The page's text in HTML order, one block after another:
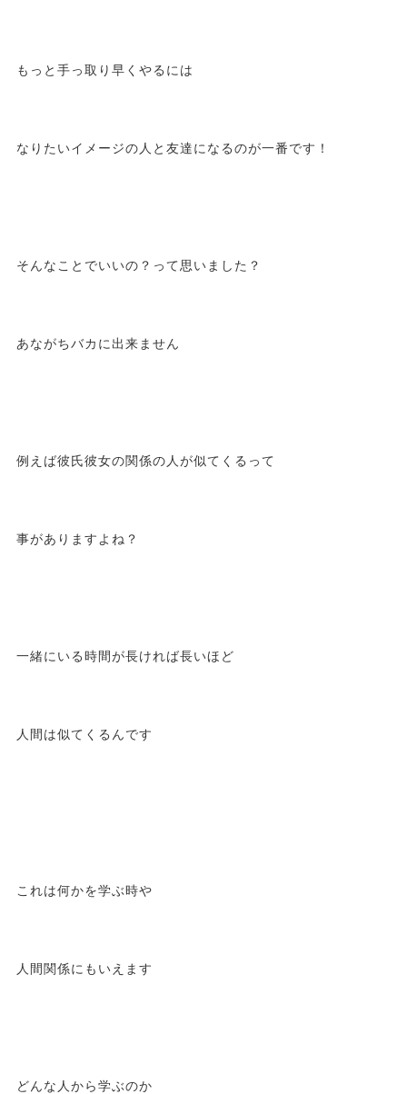
もっと手っ取り早くやるには
なりたいイメージの人と友達になるのが一番です！
そんなことでいいの？って思いました？
あながちバカに出来ません
例えば彼氏彼女の関係の人が似てくるって
事がありますよね？
一緒にいる時間が長ければ長いほど
人間は似てくるんです
これは何かを学ぶ時や
人間関係にもいえます
どんな人から学ぶのか